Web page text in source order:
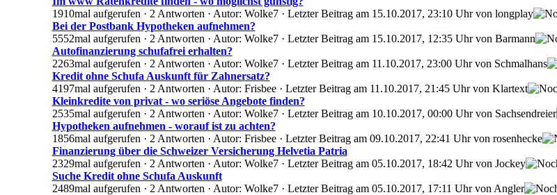
1910mal aufgerufen · 2 Antworten · Autor: Wolke7 · Letzter Beitrag am 15.10.2017, 23:10 Uhr von longplay
Bei der Postbank Hypotheken aufnehmen?
5552mal aufgerufen · 2 Antworten · Autor: Wolke7 · Letzter Beitrag am 15.10.2017, 12:35 Uhr von Barmann
Autofinanzierung schufafrei erhalten?
2263mal aufgerufen · 2 Antworten · Autor: Wolke7 · Letzter Beitrag am 11.10.2017, 23:00 Uhr von Schmalhans
Kredit ohne Schufa Auskunft für Zahnersatz?
4197mal aufgerufen · 2 Antworten · Autor: Frisbee · Letzter Beitrag am 11.10.2017, 21:45 Uhr von Klartext
Kleinkredite von privat - wo seriöse Angebote finden?
2535mal aufgerufen · 2 Antworten · Autor: Wolke7 · Letzter Beitrag am 10.10.2017, 00:00 Uhr von Sachsendreier
Hypotheken aufnehmen - worauf ist zu achten?
1856mal aufgerufen · 2 Antworten · Autor: Frisbee · Letzter Beitrag am 09.10.2017, 22:41 Uhr von rosenhecke
Finanzierung über die Schweizer Versicherung Helvetia Patria
2329mal aufgerufen · 2 Antworten · Autor: Wolke7 · Letzter Beitrag am 05.10.2017, 18:42 Uhr von Jockey
Suche Kredit ohne Schufa Auskunft
2489mal aufgerufen · 2 Antworten · Autor: Wolke7 · Letzter Beitrag am 05.10.2017, 17:11 Uhr von Angler